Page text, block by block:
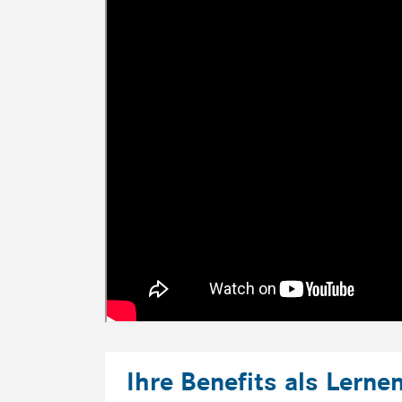
Ihre Benefits als